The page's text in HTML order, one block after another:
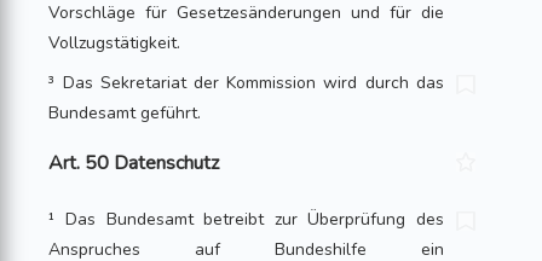
Vorschläge für Gesetzes­änderungen und für die
Vollzugstätigkeit.
³ Das Sekretariat der Kommission wird durch das
Bundesamt geführt.
Art. 50 Datenschutz
¹ Das Bundesamt betreibt zur Überprüfung des
Anspruches auf Bundeshilfe ein